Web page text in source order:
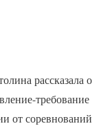
рассказала о
требование
от соревнований